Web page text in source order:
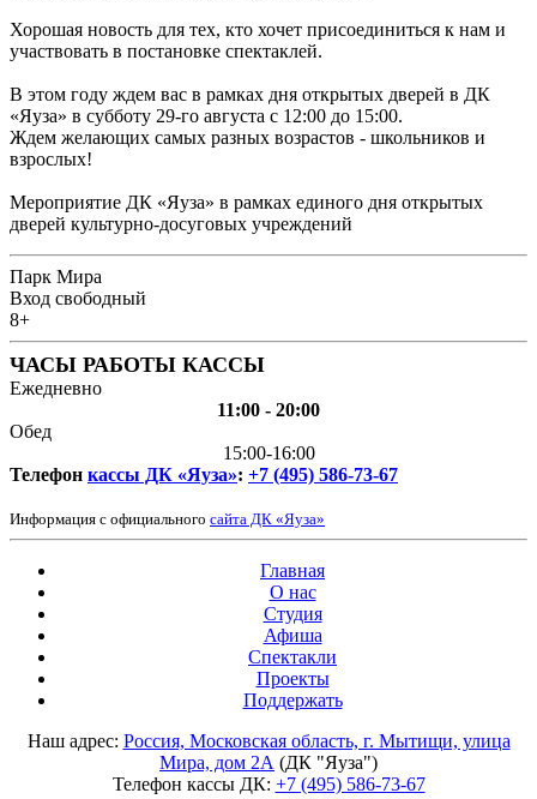
Хорошая новость для тех, кто хочет присоединиться к нам и
участвовать в постановке спектаклей.
В этом году ждем вас в рамках дня открытых дверей в ДК
«Яуза» в субботу 29-го августа с 12:00 до 15:00.
Ждем желающих самых разных возрастов - школьников и
взрослых!
Мероприятие ДК «Яуза» в рамках единого дня открытых
дверей культурно-досуговых учреждений
Парк Мира
Вход свободный
8+
ЧАСЫ РАБОТЫ КАССЫ
Ежедневно
11:00 - 20:00
Обед
15:00-16:00
Телефон кассы ДК «Яуза»: +7 (495) 586-73-67
Информация с официального сайта ДК «Яуза»
Главная
О нас
Студия
Афиша
Спектакли
Проекты
Поддержать
Наш адрес: Россия, Московская область, г. Мытищи, улица
Мира, дом 2А (ДК "Яуза")
Телефон кассы ДК: +7 (495) 586-73-67